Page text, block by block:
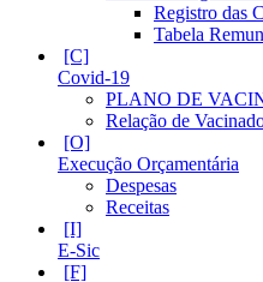
Registro das
Tabela
Covid-19
PLANO DE
Relação de
Execução Orçamentária
Despesas
Receitas
E-Sic